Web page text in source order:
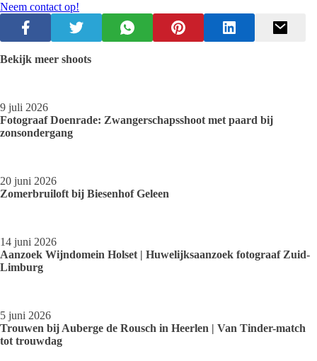
Neem contact op!
Bekijk meer shoots
9 juli 2026
Fotograaf Doenrade: Zwangerschapsshoot met paard bij
zonsondergang
20 juni 2026
Zomerbruiloft bij Biesenhof Geleen
14 juni 2026
Aanzoek Wijndomein Holset | Huwelijksaanzoek fotograaf Zuid-
Limburg
5 juni 2026
Trouwen bij Auberge de Rousch in Heerlen | Van Tinder-match
tot trouwdag